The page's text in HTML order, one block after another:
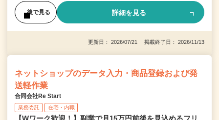
後で見る 詳細を見る
更新日： 2026/07/21 掲載終了日： 2026/11/13
ネットショップのデータ入力・商品登録および発
送軽作業
合同会社Re Start
業務委託 在宅・内職